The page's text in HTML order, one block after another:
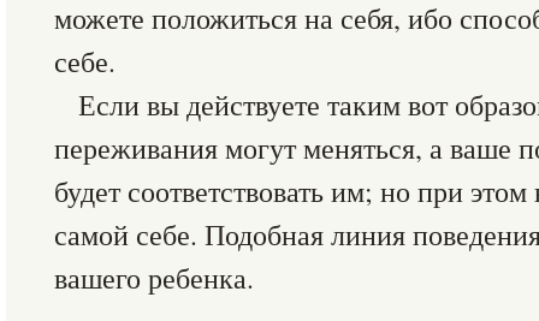
можете положиться на себя, ибо
себе.
Если вы действуете таким вот
переживания могут меняться, а ваше
будет соответствовать им; но при
самой себе. Подобная линия
вашего ребенка.